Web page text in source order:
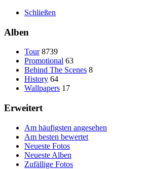
Schließen
Alben
Tour 8739
Promotional 63
Behind The Scenes 8
History 64
Wallpapers 17
Erweitert
Am häufigsten angesehen
Am besten bewertet
Neueste Fotos
Neueste Alben
Zufällige Fotos